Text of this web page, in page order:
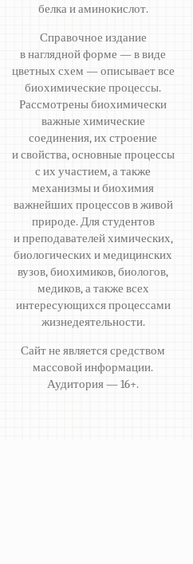
белка и аминокислот.
Справочное издание
в наглядной форме — в виде
цветных схем — описывает все
биохимические процессы.
Рассмотрены биохимически
важные химические
соединения, их строение
и свойства, основные процессы
с их участием, а также
механизмы и биохимия
важнейших процессов в живой
природе. Для студентов
и преподавателей химических,
биологических и медицинских
вузов, биохимиков, биологов,
медиков, а также всех
интересующихся процессами
жизнедеятельности.
Сайт не является средством
массовой информации.
Аудитория — 16+.